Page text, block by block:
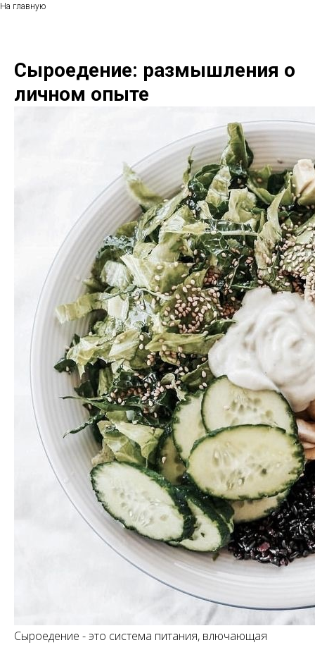
На главную
Сыроедение: размышления о
личном опыте
Сыроедение - это система питания, влючающая